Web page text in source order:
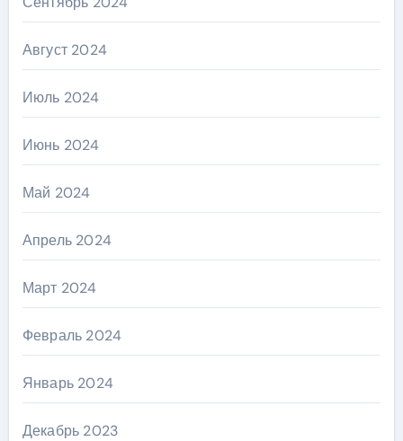
Август 2024
Июль 2024
Июнь 2024
Май 2024
Апрель 2024
Март 2024
Февраль 2024
Январь 2024
Декабрь 2023